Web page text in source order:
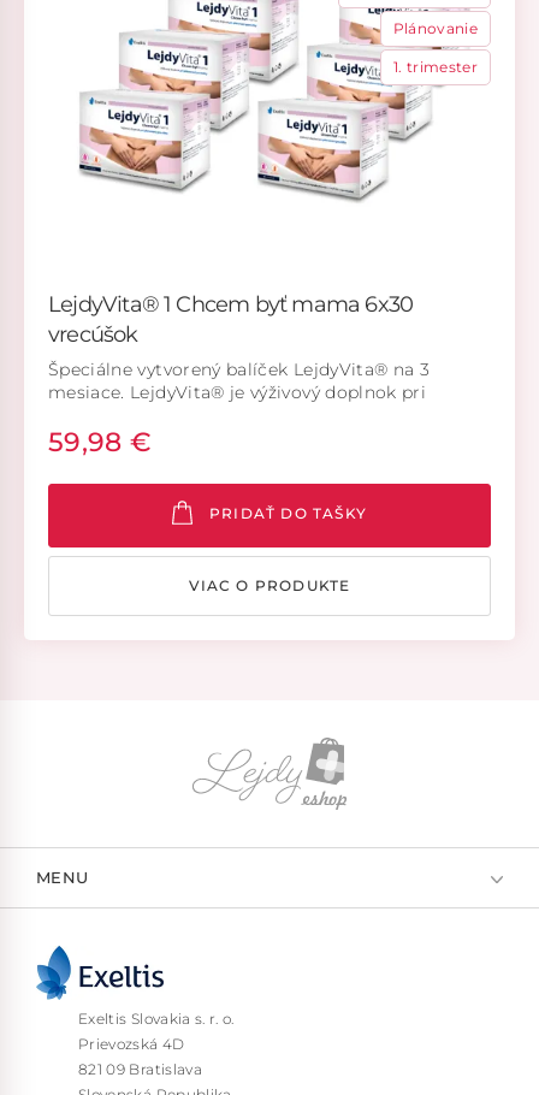
Plánovanie
1. trimester
LejdyVita® 1 Chcem byť mama 6x30
vrecúšok
Špeciálne vytvorený balíček LejdyVita® na 3
mesiace. LejdyVita® je výživový doplnok pri
kyseliny listovej, aktívnej formy kyseliny listovej,
cholínu, vitamínu D3 a vitamínov skupiny B
(B2,B6,B12).
59,98 €
PRIDAŤ DO TAŠKY
VIAC O PRODUKTE
MENU
Exeltis Slovakia s. r. o.
Prievozská 4D
821 09 Bratislava